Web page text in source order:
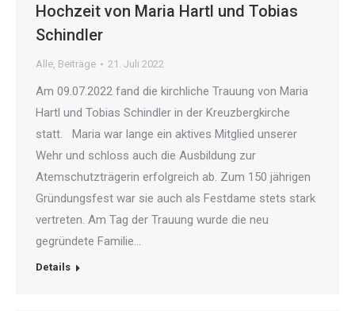
Hochzeit von Maria Hartl und Tobias
Schindler
Alle, Beiträge 21. Juli 2022
Am 09.07.2022 fand die kirchliche Trauung von Maria
Hartl und Tobias Schindler in der Kreuzbergkirche
statt. Maria war lange ein aktives Mitglied unserer
Wehr und schloss auch die Ausbildung zur
Atemschutzträgerin erfolgreich ab. Zum 150 jährigen
Gründungsfest war sie auch als Festdame stets stark
vertreten. Am Tag der Trauung wurde die neu
gegründete Familie…
Details